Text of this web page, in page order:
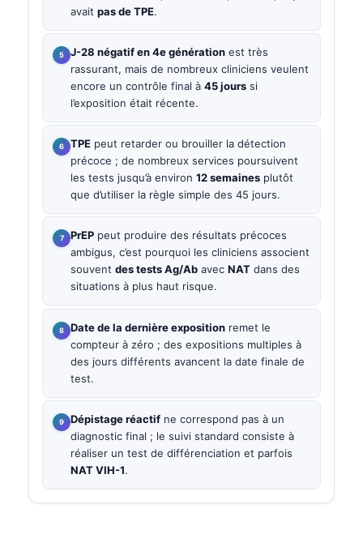
avait pas de TPE.
J-28 négatif en 4e génération est très
rassurant, mais de nombreux cliniciens veulent
encore un contrôle final à 45 jours si
l’exposition était récente.
TPE peut retarder ou brouiller la détection
précoce ; de nombreux services poursuivent
les tests jusqu’à environ 12 semaines plutôt
que d’utiliser la règle simple des 45 jours.
PrEP peut produire des résultats précoces
ambigus, c’est pourquoi les cliniciens associent
souvent des tests Ag/Ab avec NAT dans des
situations à plus haut risque.
Date de la dernière exposition remet le
compteur à zéro ; des expositions multiples à
des jours différents avancent la date finale de
test.
Dépistage réactif ne correspond pas à un
diagnostic final ; le suivi standard consiste à
réaliser un test de différenciation et parfois
NAT VIH-1.